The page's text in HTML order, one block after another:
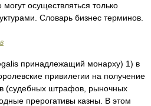
осуществляться только
Словарь бизнес терминов.
принадлежащий монарху) 1) в
привилегии на получение
(судебных штрафов, рыночных
прерогативы казны. В этом